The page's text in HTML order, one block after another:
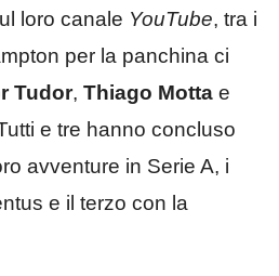
loro canale YouTube, tra i
per la panchina ci
Tudor, Thiago Motta e
e tre hanno concluso
avventure in Serie A, i
e il terzo con la